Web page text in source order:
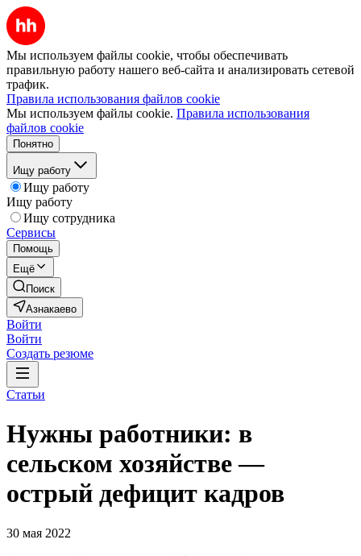
Мы используем файлы cookie, чтобы обеспечивать
правильную работу нашего веб-сайта и анализировать сетевой
трафик.
Правила использования файлов cookie
Мы используем файлы cookie. Правила использования
файлов cookie
Понятно
Ищу работу
Ищу работу
Ищу работу
Ищу сотрудника
Сервисы
Помощь
Ещё
Поиск
Азнакаево
Войти
Войти
Создать резюме
Статьи
Нужны работники: в
сельском хозяйстве —
острый дефицит кадров
30 мая 2022